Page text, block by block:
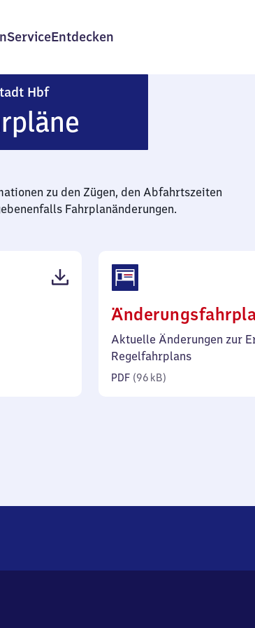
ServiceEntdecken
HbfArnstadt Hauptbahnhof
zu den Zügen, den Abfahrtszeiten
Fahrplanänderungen.
Aktuelle Änderungen zur
Regelfahrplans
PDF (96 kB)